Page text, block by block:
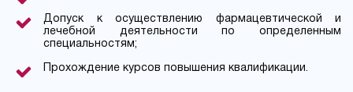
Допуск к осуществлению фармацевтической и
лечебной деятельности по определенным
специальностям;
Прохождение курсов повышения квалификации.